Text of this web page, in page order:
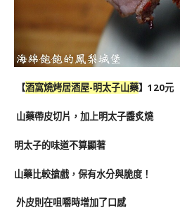
【酒窩燒烤居酒屋-明太子山藥】120元
山藥帶皮切片，加上明太子醬炙燒
明太子的味道不算顯著
山藥比較搶戲，保有水分與脆度！
外皮則在咀嚼時增加了口感